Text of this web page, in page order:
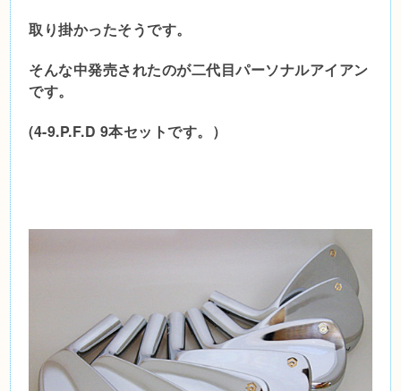
取り掛かったそうです。
そんな中発売されたのが二代目パーソナルアイアン
です。
(4-9.P.F.D 9本セットです。）